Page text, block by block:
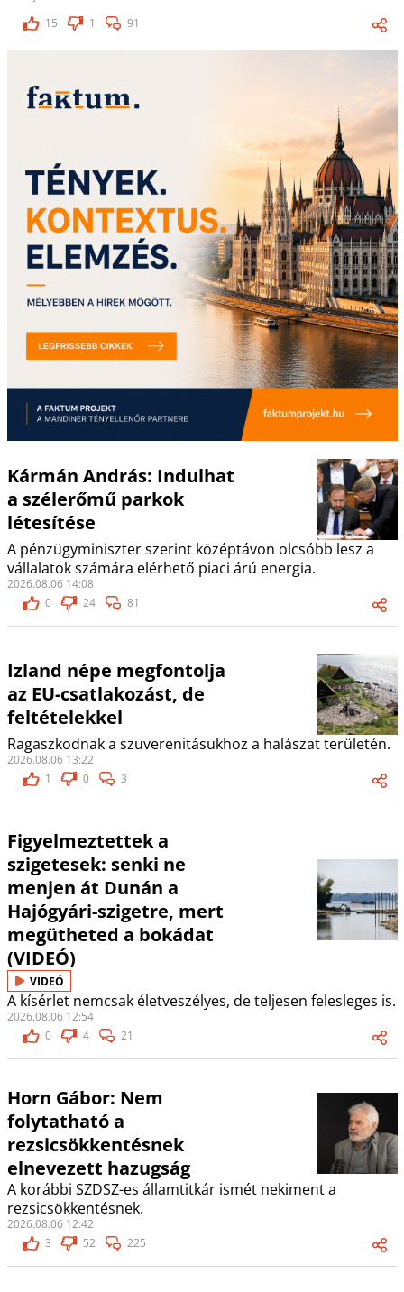
15
1 91
Kármán András: Indulhat
a szélerőmű parkok
létesítése
A pénzügyminiszter szerint középtávon olcsóbb lesz a
vállalatok számára elérhető piaci árú energia.
2026.08.06 14:08
0
24 81
Izland népe megfontolja
az EU-csatlakozást, de
feltételekkel
Ragaszkodnak a szuverenitásukhoz a halászat területén.
2026.08.06 13:22
1
0 3
Figyelmeztettek a
szigetesek: senki ne
menjen át Dunán a
Hajógyári-szigetre, mert
megütheted a bokádat
(VIDEÓ)
VIDEÓ
A kísérlet nemcsak életveszélyes, de teljesen felesleges is.
2026.08.06 12:54
0
4 21
Horn Gábor: Nem
folytatható a
rezsicsökkentésnek
elnevezett hazugság
A korábbi SZDSZ-es államtitkár ismét nekiment a
rezsicsökkentésnek.
2026.08.06 12:42
3
52 225